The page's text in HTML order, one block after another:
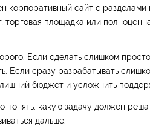
корпоративный сайт с разделами
торговая площадка или
Если сделать слишком
Если сразу разрабатывать
бюджет и усложнить
какую задачу должен
дальше.